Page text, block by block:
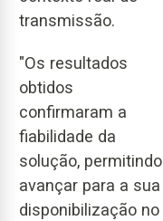
transmissão.
"Os resultados
obtidos
confirmaram a
fiabilidade da
solução, permitindo
avançar para a sua
disponibilização no